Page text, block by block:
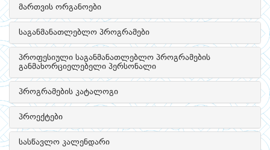
მართვის ორგანოები
საგანმანათლებლო პროგრამები
პროფესიული საგანმანათლებლო პროგრამების
განმახორციელებელი პერსონალი
პროგრამების კატალოგი
პროექტები
სასწავლო კალენდარი